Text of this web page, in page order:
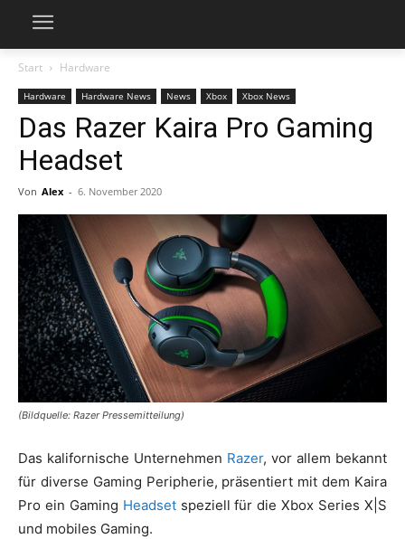
Start Hardware
Hardware Hardware News News Xbox Xbox News
Das Razer Kaira Pro Gaming
Headset
Von Alex - 6. November 2020
(Bildquelle: Razer Pressemitteilung)
Das kalifornische Unternehmen Razer, vor allem bekannt
für diverse Gaming Peripherie, präsentiert mit dem Kaira
Pro ein Gaming Headsetspeziell für die Xbox Series X|S
und mobiles Gaming.